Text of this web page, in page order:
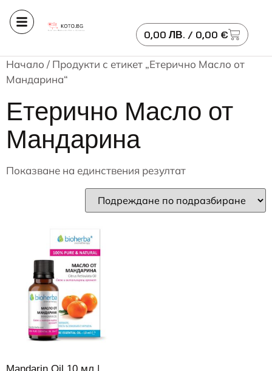
0,00 ЛВ. / 0,00 €
Начало / Продукти с етикет „Етерично Масло от
Мандарина“
Етерично Масло от
Мандарина
Показване на единствения резултат